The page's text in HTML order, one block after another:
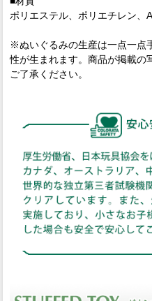
ポリエステル、ポリエチレン、
※ぬいぐるみの生産は一点一点
性が生まれます。商品が掲載の
ご了承ください。